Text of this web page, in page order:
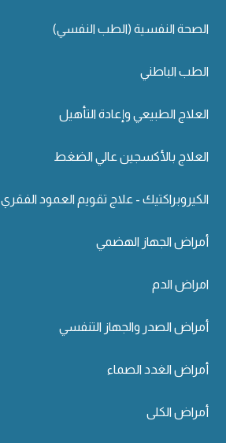
الصحة النفسية (الطب النفسي)
الطب الباطني
العلاج الطبيعي وإعادة التأهيل
العلاج بالأكسجين عالي الضغط
الكيروبراكتيك - علاج تقويم العمود الفقري
أمراض الجهاز الهضمي
امراض الدم
أمراض الصدر والجهاز التنفسي
أمراض الغدد الصماء
أمراض الكلى